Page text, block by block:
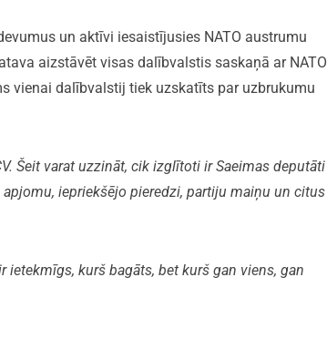
un aktīvi iesaistījusies NATO austrumu
aizstāvēt visas dalībvalstis saskaņā ar NATO
vienai dalībvalstij tiek uzskatīts par uzbrukumu
Šeit varat uzzināt, cik izglītoti ir Saeimas deputāti
iepriekšējo pieredzi, partiju maiņu un citus
ietekmīgs, kurš bagāts, bet kurš gan viens, gan